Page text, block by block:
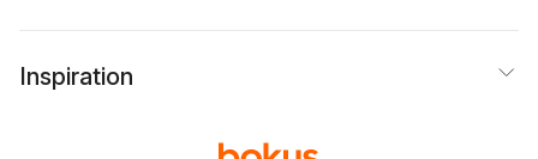
Inspiration